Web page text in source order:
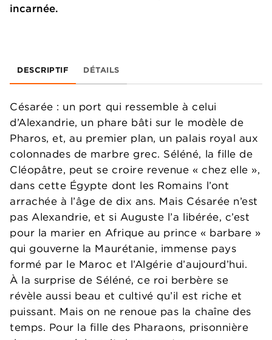
incarnée.
DESCRIPTIF DÉTAILS
Césarée : un port qui ressemble à celui
d’Alexandrie, un phare bâti sur le modèle de
Pharos, et, au premier plan, un palais royal aux
colonnades de marbre grec. Séléné, la fille de
Cléopâtre, peut se croire revenue « chez elle »,
dans cette Égypte dont les Romains l’ont
arrachée à l’âge de dix ans. Mais Césarée n’est
pas Alexandrie, et si Auguste l’a libérée, c’est
pour la marier en Afrique au prince « barbare »
qui gouverne la Maurétanie, immense pays
formé par le Maroc et l’Algérie d’aujourd’hui.
À la surprise de Séléné, ce roi berbère se
révèle aussi beau et cultivé qu’il est riche et
puissant. Mais on ne renoue pas la chaîne des
temps. Pour la fille des Pharaons, prisonnière